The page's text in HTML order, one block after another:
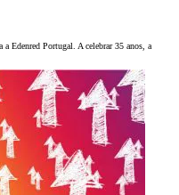
a Edenred Portugal. A celebrar 35 anos, a